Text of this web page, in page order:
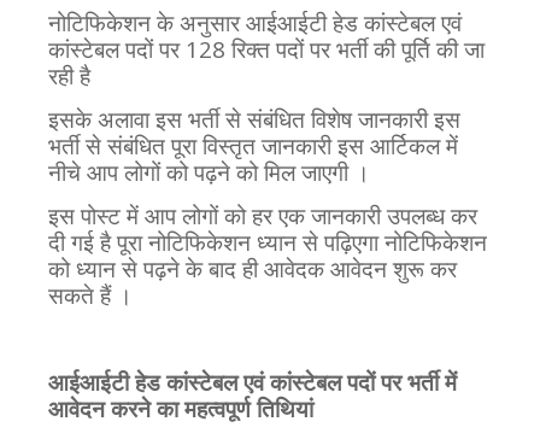
नोटिफिकेशन के अनुसार आईआईटी हेड कांस्टेबल एवं
कांस्टेबल पदों पर 128 रिक्त पदों पर भर्ती की पूर्ति की जा
रही है
इसके अलावा इस भर्ती से संबंधित विशेष जानकारी इस
भर्ती से संबंधित पूरा विस्तृत जानकारी इस आर्टिकल में
नीचे आप लोगों को पढ़ने को मिल जाएगी ।
इस पोस्ट में आप लोगों को हर एक जानकारी उपलब्ध कर
दी गई है पूरा नोटिफिकेशन ध्यान से पढ़िएगा नोटिफिकेशन
को ध्यान से पढ़ने के बाद ही आवेदक आवेदन शुरू कर
सकते हैं ।
आईआईटी हेड कांस्टेबल एवं कांस्टेबल पदों पर भर्ती में
आवेदन करने का महत्वपूर्ण तिथियां